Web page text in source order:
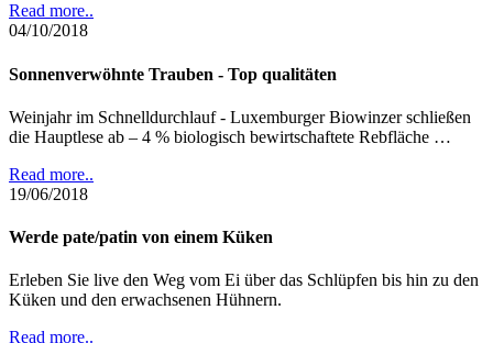
Read more..
04/10/2018
Sonnenverwöhnte Trauben - Top qualitäten
Weinjahr im Schnelldurchlauf - Luxemburger Biowinzer schließen
die Hauptlese ab – 4 % biologisch bewirtschaftete Rebfläche …
Read more..
19/06/2018
Werde pate/patin von einem Küken
Erleben Sie live den Weg vom Ei über das Schlüpfen bis hin zu den
Küken und den erwachsenen Hühnern.
Read more..